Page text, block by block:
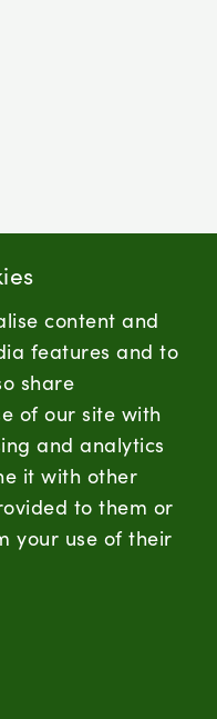
content and
features and to
share
of our site with
and analytics
it with other
to them or
your use of their